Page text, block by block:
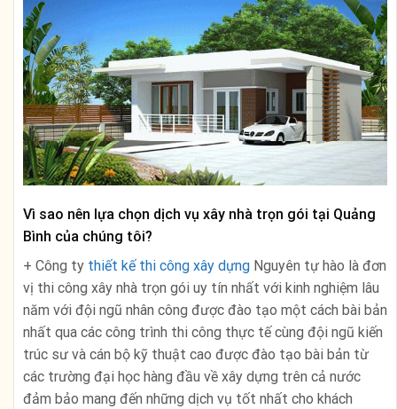
Vì sao nên lựa chọn dịch vụ xây nhà trọn gói tại Quảng
Bình của chúng tôi?
+ Công ty thiết kế thi công xây dựng Nguyên tự hào là đơn
vị thi công xây nhà trọn gói uy tín nhất với kinh nghiệm lâu
năm với đội ngũ nhân công được đào tạo một cách bài bản
nhất qua các công trình thi công thực tế cùng đội ngũ kiến
trúc sư và cán bộ kỹ thuật cao được đào tạo bài bản từ
các trường đại học hàng đầu về xây dựng trên cả nước
đảm bảo mang đến những dịch vụ tốt nhất cho khách